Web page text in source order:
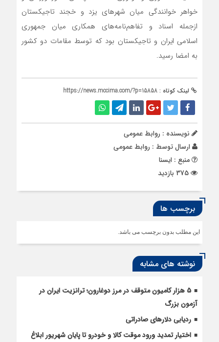
خواهر خوانندگی میان شهرهای یزد و خجند تاجیکستان
ازجمله اسناد و تفاهم‌نامه‌های همکاری میان جمهوری
اسلامی ایران و تاجیکستان بود که توسط مقامات دو کشور
به امضا رسید.
لینک کوتاه : https://news.mccima.com/?p=15858
نویسنده : روابط عمومی
ارسال توسط : روابط عمومی
منبع : ایسنا
برچسب ها
این مطلب بدون برچسب می باشد.
نوشته های مشابه
5 هزار کامیون متوقف در مرز دوغارون؛ ترانزیت ایران در
آزمون بزرگ
ردیابی دلارهای صادراتی
اختیار تمدید ورود موقت کالا و خودرو تا پایان شهریور ابلاغ